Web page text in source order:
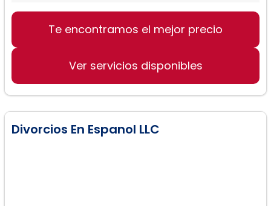
Derecho Familiar
Custodia de hijos
Te encontramos el mejor precio
Ver servicios disponibles
Divorcios En Espanol LLC